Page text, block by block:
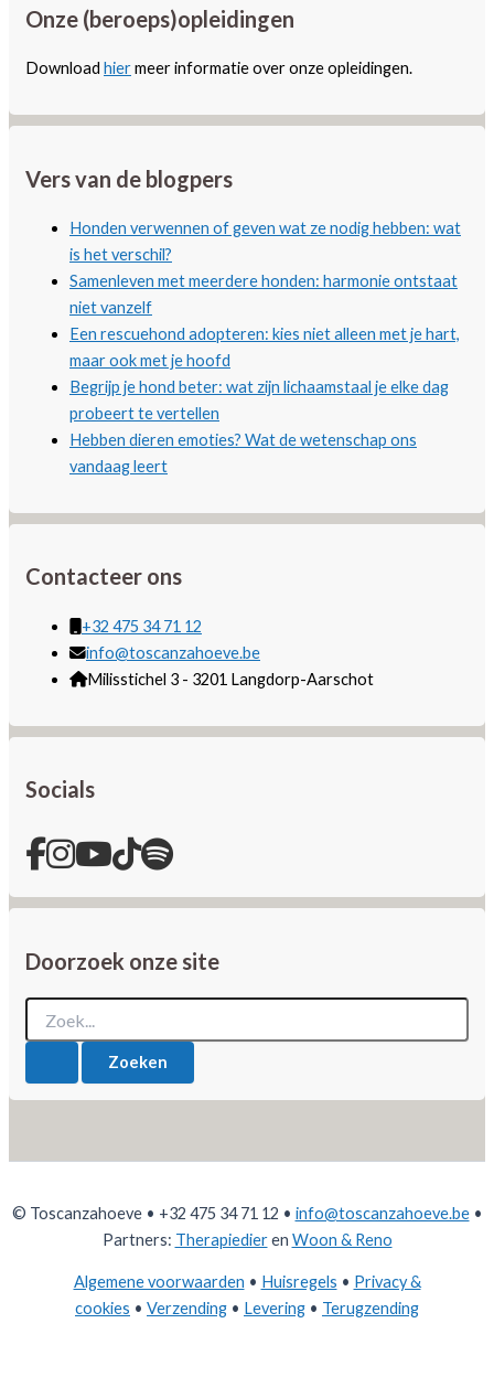
Onze (beroeps)opleidingen
Download hiermeer informatie over onze opleidingen.
Vers van de blogpers
Honden verwennen of geven wat ze nodig hebben: wat
is het verschil?
Samenleven met meerdere honden: harmonie ontstaat
niet vanzelf
Een rescuehond adopteren: kies niet alleen met je hart,
maar ook met je hoofd
Begrijp je hond beter: wat zijn lichaamstaal je elke dag
probeert te vertellen
Hebben dieren emoties? Wat de wetenschap ons
vandaag leert
Contacteer ons
+32 475 34 71 12
info@toscanzahoeve.be
Milisstichel 3 - 3201 Langdorp-Aarschot
Socials
Doorzoek onze site
Zoek
naar:
© Toscanzahoeve • +32 475 34 71 12 • info@toscanzahoeve.be•
Partners: Therapiedieren Woon & Reno
Algemene voorwaarden • Huisregels • Privacy &
cookies • Verzending • Levering • Terugzending